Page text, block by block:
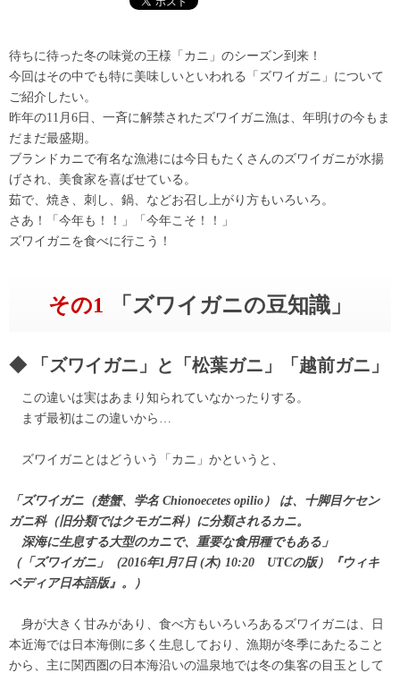
待ちに待った冬の味覚の王様「カニ」のシーズン到来！
今回はその中でも特に美味しいといわれる「ズワイガニ」について
ご紹介したい。
昨年の11月6日、一斉に解禁されたズワイガニ漁は、年明けの今もま
だまだ最盛期。
ブランドカニで有名な漁港には今日もたくさんのズワイガニが水揚
げされ、美食家を喜ばせている。
茹で、焼き、刺し、鍋、などお召し上がり方もいろいろ。
さあ！「今年も！！」「今年こそ！！」
ズワイガニを食べに行こう！
その1 「ズワイガニの豆知識」
「ズワイガニ」と「松葉ガニ」「越前ガニ」
この違いは実はあまり知られていなかったりする。
まず最初はこの違いから…
ズワイガニとはどういう「カニ」かというと、
「ズワイガニ（楚蟹、学名 Chionoecetes opilio） は、十脚目ケセン
ガニ科（旧分類ではクモガニ科）に分類されるカニ。
深海に生息する大型のカニで、重要な食用種でもある」
（「ズワイガニ」（2016年1月7日 (木) 10:20 UTCの版）『ウィキ
ペディア日本語版』。）
身が大きく甘みがあり、食べ方もいろいろあるズワイガニは、日
本近海では日本海側に多く生息しており、漁期が冬季にあたること
から、主に関西圏の日本海沿いの温泉地では冬の集客の目玉として